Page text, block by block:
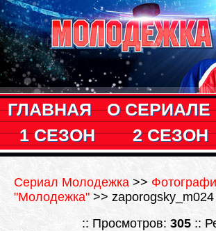
ГЛАВНАЯ О СЕРИАЛЕ
1 СЕЗОН
2 СЕЗОН
Сериал Молодежка >>
"Молодежка" >>
:: Просмотров: 305::